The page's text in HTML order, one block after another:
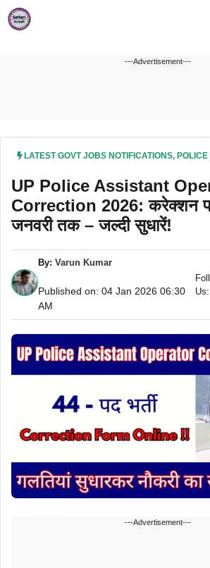
Skip
---Advertisement---
LATEST GOVT JOBS NOTIFICATIONS,
UP Police Assistant
Correction 2026: करेक्शन
जनवरी तक – जल्दी सुधारें!
By:Varun Kumar
Published on: 04 Jan 2026 06:30
AM
Us:
---Advertisement---